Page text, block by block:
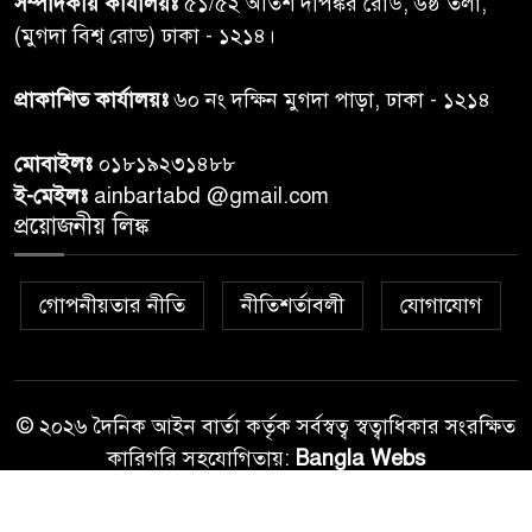
বিতরণ
বান্দরবানে বন্যায় ক্ষতিগ্রস্তদের
দক্ষিণ চট্টগ্রামের এক অসহায় ও
দৃষ্টান্ত স্থাপন করেছে “চট্টলা ব্লাড
ডোনার্স ক্লাব” এবং “হাসিমুখ পরিবার”
৮
আইনানুগ ব্যবস্থা: তথ্য উপদেষ্টা
৯
জবিতে ছাত্রদল-শিবির সংঘর্ষ, ভিপি-
(মুগদা বিশ্ব রোড) ঢাকা - ১২১৪।
প্রাকাশিত কার্যালয়ঃ৬০ নং দক্ষিন মুগদা পাড়া, ঢাকা - ১২১৪
মোবাইলঃ ০১৮১৯২৩১৪৮৮
ই-মেইলঃ ainbartabd @gmail.com
প্রয়োজনীয় লিঙ্ক
গোপনীয়তার নীতি নীতিশর্তাবলী যোগাযোগ
© ২০২৬ দৈনিক আইন বার্তা কর্তৃক সর্বস্বত্ব স্বত্বাধিকার সংরক্ষিত
কারিগরি সহযোগিতায়: Bangla Webs